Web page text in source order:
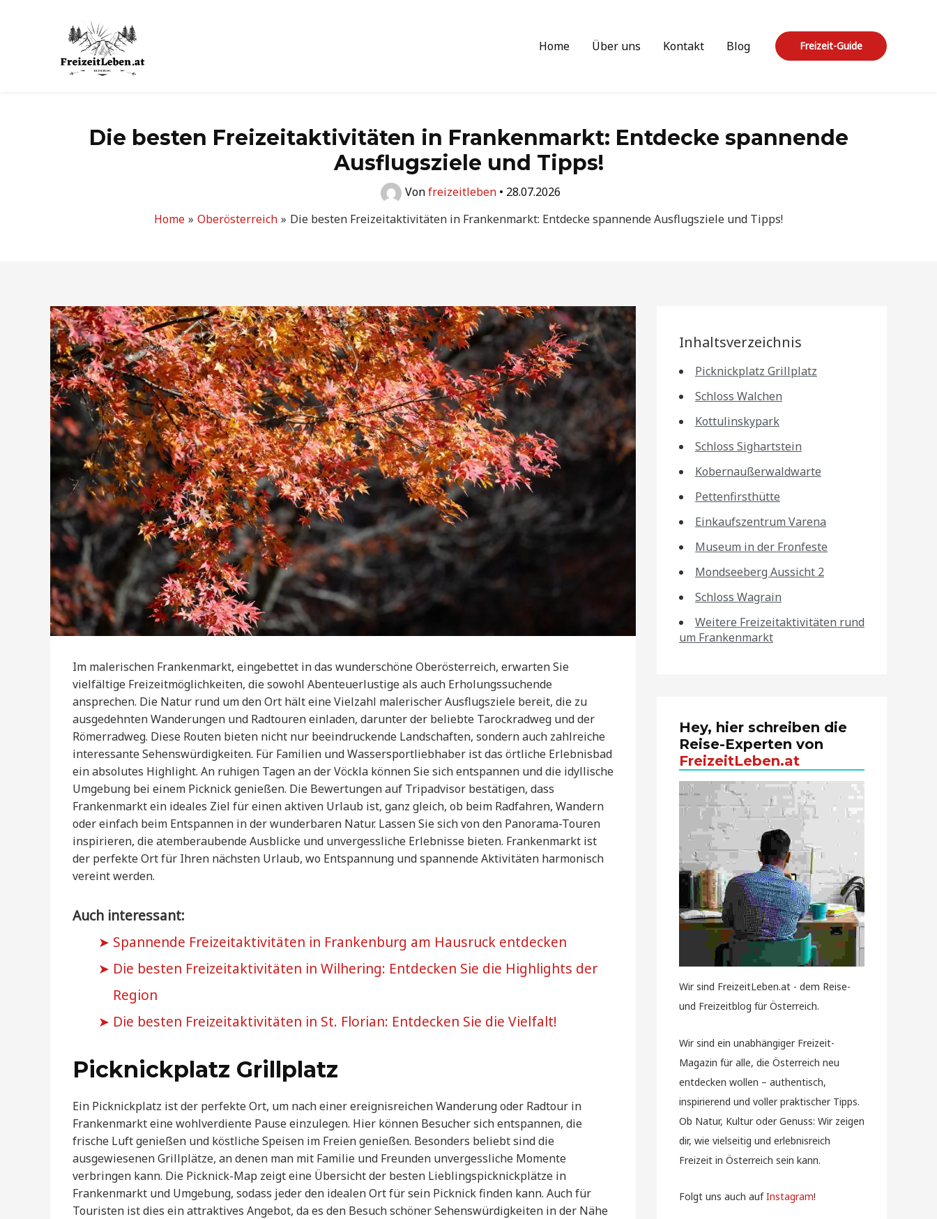
Home Über uns Kontakt Blog Freizeit-Guide
Die besten Freizeitaktivitäten in Frankenmarkt: Entdecke spannende
Ausflugsziele und Tipps!
Vonfreizeitleben • 28.07.2026
Home
Oberösterreich Die besten Freizeitaktivitäten in Frankenmarkt: Entdecke spannende Ausflugsziele und Tipps!
Im malerischen Frankenmarkt, eingebettet in das wunderschöne Oberösterreich, erwarten Sie
vielfältige Freizeitmöglichkeiten, die sowohl Abenteuerlustige als auch Erholungssuchende
ansprechen. Die Natur rund um den Ort hält eine Vielzahl malerischer Ausflugsziele bereit, die zu
ausgedehnten Wanderungen und Radtouren einladen, darunter der beliebte Tarockradweg und der
Römerradweg. Diese Routen bieten nicht nur beeindruckende Landschaften, sondern auch zahlreiche
interessante Sehenswürdigkeiten. Für Familien und Wassersportliebhaber ist das örtliche Erlebnisbad
ein absolutes Highlight. An ruhigen Tagen an der Vöckla können Sie sich entspannen und die idyllische
Umgebung bei einem Picknick genießen. Die Bewertungen auf Tripadvisor bestätigen, dass
Frankenmarkt ein ideales Ziel für einen aktiven Urlaub ist, ganz gleich, ob beim Radfahren, Wandern
oder einfach beim Entspannen in der wunderbaren Natur. Lassen Sie sich von den Panorama-Touren
inspirieren, die atemberaubende Ausblicke und unvergessliche Erlebnisse bieten. Frankenmarkt ist
der perfekte Ort für Ihren nächsten Urlaub, wo Entspannung und spannende Aktivitäten harmonisch
vereint werden.
Auch interessant:
Spannende Freizeitaktivitäten in Frankenburg am Hausruck entdecken
Die besten Freizeitaktivitäten in Wilhering: Entdecken Sie die Highlights der
Region
Die besten Freizeitaktivitäten in St. Florian: Entdecken Sie die Vielfalt!
Picknickplatz Grillplatz
Ein Picknickplatz ist der perfekte Ort, um nach einer ereignisreichen Wanderung oder Radtour in
Frankenmarkt eine wohlverdiente Pause einzulegen. Hier können Besucher sich entspannen, die
frische Luft genießen und köstliche Speisen im Freien genießen. Besonders beliebt sind die
ausgewiesenen Grillplätze, an denen man mit Familie und Freunden unvergessliche Momente
verbringen kann. Die Picknick-Map zeigt eine Übersicht der besten Lieblingspicknickplätze in
Frankenmarkt und Umgebung, sodass jeder den idealen Ort für sein Picknick finden kann. Auch für
Touristen ist dies ein attraktives Angebot, da es den Besuch schöner Sehenswürdigkeiten in der Nähe
Inhaltsverzeichnis
Picknickplatz Grillplatz
Schloss Walchen
Kottulinskypark
Schloss Sighartstein
Kobernaußerwaldwarte
Pettenfirsthütte
Einkaufszentrum Varena
Museum in der Fronfeste
Mondseeberg Aussicht 2
Schloss Wagrain
Weitere Freizeitaktivitäten rund
um Frankenmarkt
Hey, hier schreiben die
Reise-Experten von
FreizeitLeben.at
Wir sind FreizeitLeben.at - dem Reise-
und Freizeitblog für Österreich.
Wir sind ein unabhängiger Freizeit-
Magazin für alle, die Österreich neu
entdecken wollen – authentisch,
inspirierend und voller praktischer Tipps.
Ob Natur, Kultur oder Genuss: Wir zeigen
dir, wie vielseitig und erlebnisreich
Freizeit in Österreich sein kann.
Folgt uns auch aufInstagram!